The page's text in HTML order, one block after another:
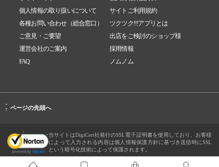
個人情報の取り扱いについて
サイトご利用規約
各種お問い合わせ（総合窓口）
ツクツク!!!アプリとは
ご意見・ご要望
出店をご検討のショップ様
運営会社のご案内
採用情報
FAQ
ノムノム
-
↑ ページの先頭へ
当サイトはDigiCert社発行のSSL電子証明書を使用しており、お客様
によって入力される内容は個人情報保護方針に基づき送信時にSSL
という暗号化技術によって保護されます。